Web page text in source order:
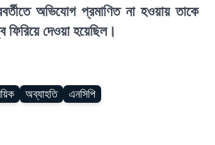
অভিযোগ প্রমাণিত না হওয়ায় তাকে
ফিরিয়ে দেওয়া হয়েছিল।
অব্যাহতি এনসিপি